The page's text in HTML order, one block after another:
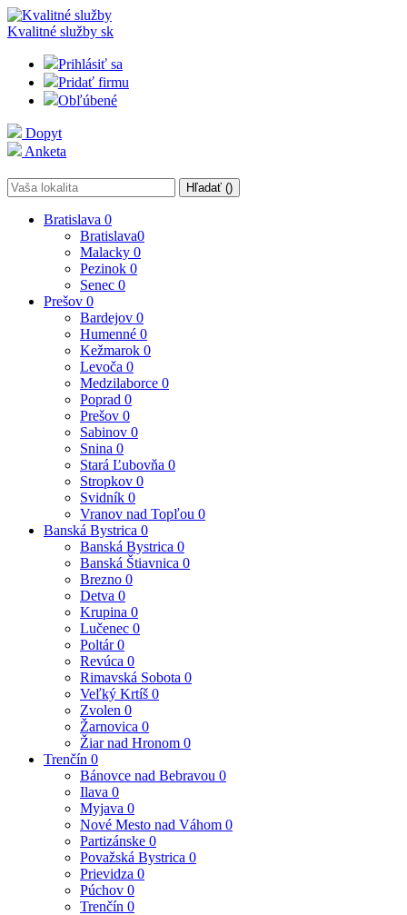
Kvalitné služby sk
Prihlásiť sa
Pridať firmu
Obľúbené
Dopyt
Anketa
Hľadať ()
Bratislava 0
Bratislava0
Malacky 0
Pezinok 0
Senec 0
Prešov 0
Bardejov 0
Humenné 0
Kežmarok 0
Levoča 0
Medzilaborce 0
Poprad 0
Prešov 0
Sabinov 0
Snina 0
Stará Ľubovňa 0
Stropkov 0
Svidník 0
Vranov nad Topľou 0
Banská Bystrica 0
Banská Bystrica 0
Banská Štiavnica 0
Brezno 0
Detva 0
Krupina 0
Lučenec 0
Poltár0
Revúca 0
Rimavská Sobota 0
Veľký Krtíš 0
Zvolen 0
Žarnovica 0
Žiar nad Hronom 0
Trenčín 0
Bánovce nad Bebravou 0
Ilava 0
Myjava 0
Nové Mesto nad Váhom 0
Partizánske 0
Považská Bystrica 0
Prievidza 0
Púchov 0
Trenčín 0